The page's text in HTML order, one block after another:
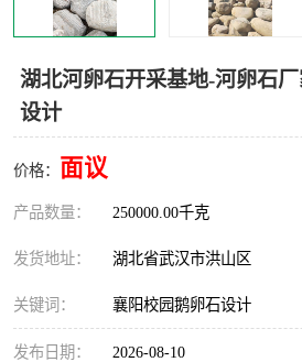
湖北河卵石开采基地-河卵石
设计
价格： 面议
产品数量： 250000.00千克
发货地址： 湖北省武汉市洪山区
关键词： 襄阳校园鹅卵石设计
发布日期： 2026-08-10